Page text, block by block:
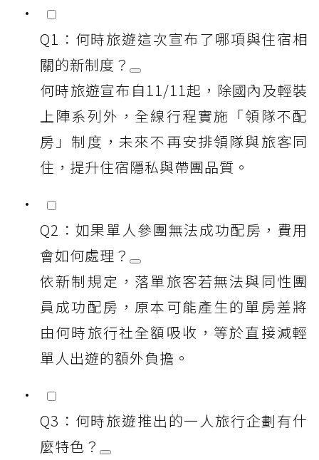
Q1：何時旅遊這次宣布了哪項與住宿相
關的新制度？
何時旅遊宣布自11/11起，除國內及輕裝
上陣系列外，全線行程實施「領隊不配
房」制度，未來不再安排領隊與旅客同
住，提升住宿隱私與帶團品質。
Q2：如果單人參團無法成功配房，費用
會如何處理？
依新制規定，落單旅客若無法與同性團
員成功配房，原本可能產生的單房差將
由何時旅行社全額吸收，等於直接減輕
單人出遊的額外負擔。
Q3：何時旅遊推出的一人旅行企劃有什
麼特色？